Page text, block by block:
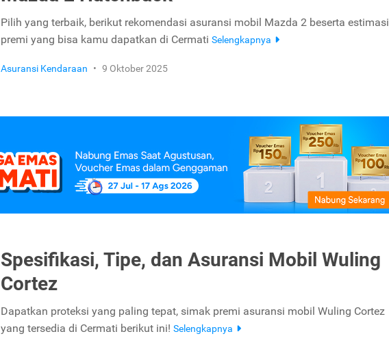
Pilih yang terbaik, berikut rekomendasi asuransi mobil Mazda 2 beserta estimasi
premi yang bisa kamu dapatkan di Cermati Selengkapnya
Asuransi Kendaraan • 9 Oktober 2025
Spesifikasi, Tipe, dan Asuransi Mobil Wuling
Cortez
Dapatkan proteksi yang paling tepat, simak premi asuransi mobil Wuling Cortez
yang tersedia di Cermati berikut ini! Selengkapnya